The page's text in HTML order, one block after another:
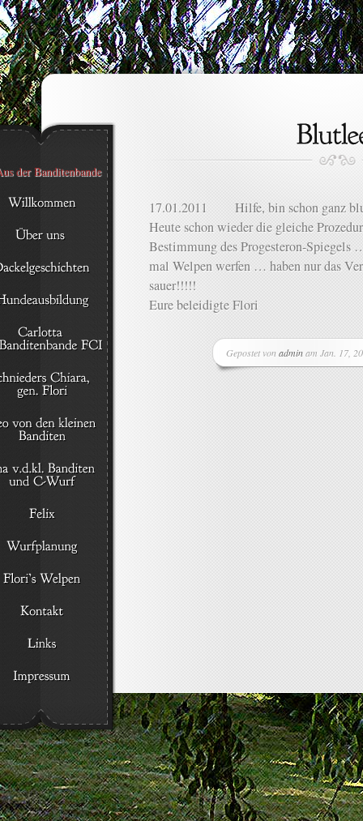
17.01.2011 Hilfe, bin schon ganz
Heute schon wieder die gleiche
Bestimmung des Progesteron-Spiegels
mal Welpen werfen … haben nur das
sauer!!!!!
Eure beleidigte Flori
Gepostet von adminam Jan. 17,